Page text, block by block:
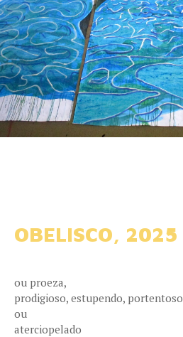
OBELISCO, 2025
ou proeza,
prodigioso, estupendo, portentoso
ou
aterciopelado